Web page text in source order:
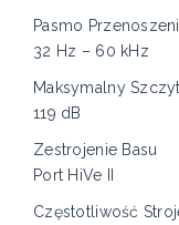
Pasmo
32 Hz – 60 kHz
Maksymalny
119 dB
Zestrojenie Basu
Port HiVe II
Częstotliwość